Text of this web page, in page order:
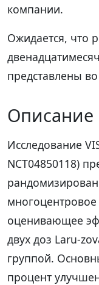
компании.
Ожидается, что
представлены
Описание
Исследование
NCT04850118)
оценивающее
двух доз Laru-
группой.
процент